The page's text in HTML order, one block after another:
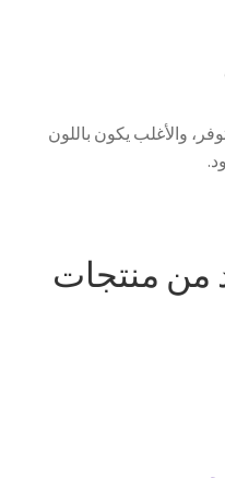
والأغلب يكون باللون
من منتجات